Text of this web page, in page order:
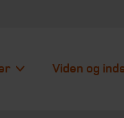
Viden og